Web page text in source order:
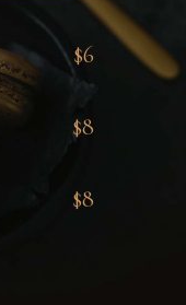
$6
$8
$8